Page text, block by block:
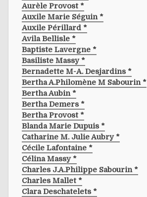
Aurèle Provost *
Auxile Marie Séguin *
Auxile Périllard *
Avila Bellisle *
Baptiste Lavergne *
Basiliste Massy *
Bernadette M-A. Desjardins *
Bertha A.philomène M Sabourin *
Bertha Aubin *
Bertha Demers *
Bertha Provost *
Blanda Marie Dupuis *
Catharine M. Julie Aubry *
Cécile Lafontaine *
Célina Massy *
Charles J.a.philippe Sabourin *
Charles Mallet *
Clara Deschatelets *